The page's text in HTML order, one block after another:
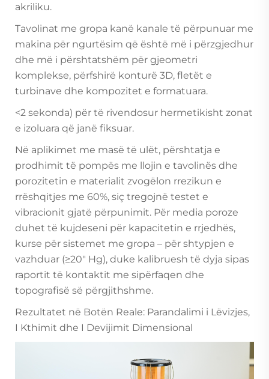
akriliku.
Tavolinat me gropa kanë kanale të përpunuar me
makina për ngurtësim që është më i përzgjedhur
dhe më i përshtatshëm për gjeometri
komplekse, përfshirë konturë 3D, fletët e
turbinave dhe kompozitet e formatuara.
<2 sekonda) për të rivendosur hermetikisht zonat
e izoluara që janë fiksuar.
Në aplikimet me masë të ulët, përshtatja e
prodhimit të pompës me llojin e tavolinës dhe
porozitetin e materialit zvogëlon rrezikun e
rrëshqitjes me 60%, siç tregojnë testet e
vibracionit gjatë përpunimit. Për media poroze
duhet të kujdeseni për kapacitetin e rrjedhës,
kurse për sistemet me gropa – për shtypjen e
vazhduar (≥20" Hg), duke kalibruesh të dyja sipas
raportit të kontaktit me sipërfaqen dhe
topografisë së përgjithshme.
Rezultatet në Botën Reale: Parandalimi i Lëvizjes,
I Kthimit dhe I Devijimit Dimensional